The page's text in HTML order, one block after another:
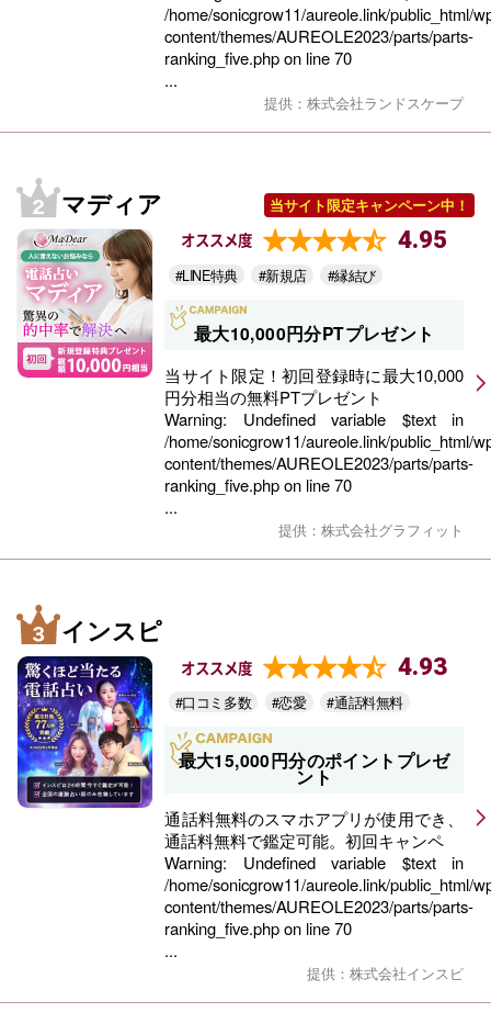
/home/sonicgrow11/aureole.link/public_html/
content/themes/AUREOLE2023/parts/parts-
ranking_five.phpon line70
...
提供：株式会社ランドスケープ
マディア 当サイト限定キャンペーン中！
オススメ度 4.95
#LINE特典 #新規店 #縁結び
最大10,000円分PTプレゼント
当サイト限定！初回登録時に最大10,000
円分相当の無料PTプレゼント
Warning: Undefined variable $text in
/home/sonicgrow11/aureole.link/public_html/
content/themes/AUREOLE2023/parts/parts-
ranking_five.phpon line70
...
提供：株式会社グラフィット
インスピ
オススメ度 4.93
#口コミ多数 #恋愛 #通話料無料
最大15,000円分のポイントプレゼ
ント
通話料無料のスマホアプリが使用でき、
通話料無料で鑑定可能。初回キャンペ
Warning: Undefined variable $text in
/home/sonicgrow11/aureole.link/public_html/
content/themes/AUREOLE2023/parts/parts-
ranking_five.phpon line70
...
提供：株式会社インスピ